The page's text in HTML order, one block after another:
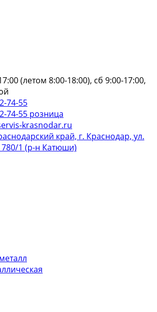
(летом 8:00-18:00), сб 9:00-17:00,
74-55
74-55 розница
krasnodar.ru
край, г. Краснодар, ул.
780/1 (р-н Катюши)